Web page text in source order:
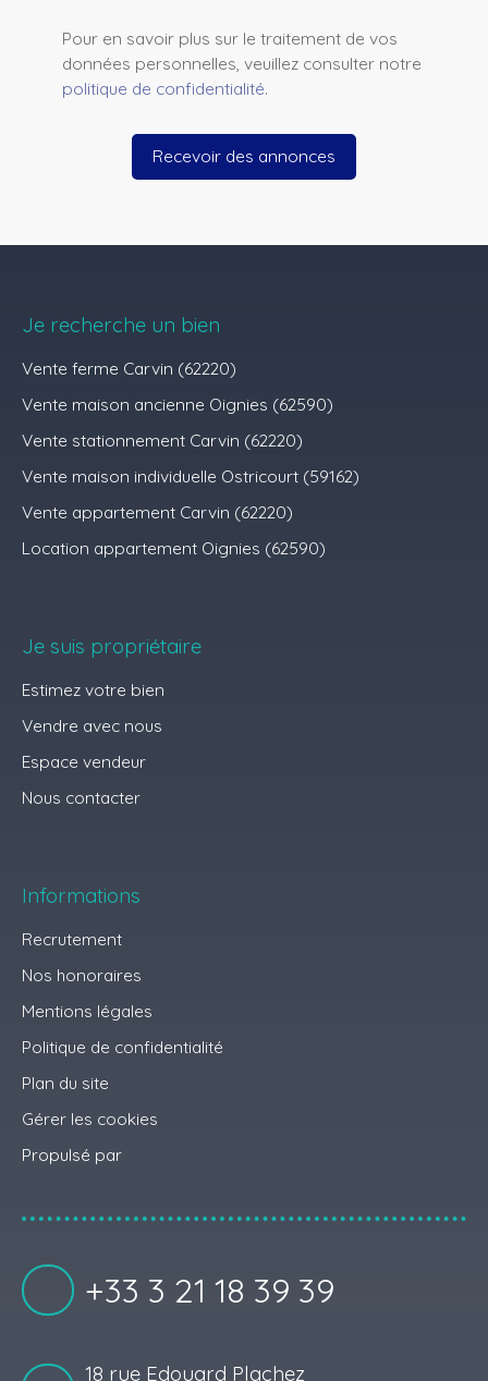
Pour en savoir plus sur le traitement de vos
données personnelles, veuillez consulter notre
politique de confidentialité.
Recevoir des annonces
Je recherche un bien
Vente ferme Carvin (62220)
Vente maison ancienne Oignies (62590)
Vente stationnement Carvin (62220)
Vente maison individuelle Ostricourt (59162)
Vente appartement Carvin (62220)
Location appartement Oignies (62590)
Je suis propriétaire
Estimez votre bien
Vendre avec nous
Espace vendeur
Nous contacter
Informations
Recrutement
Nos honoraires
Mentions légales
Politique de confidentialité
Plan du site
Gérer les cookies
Propulsé par
+33 3 21 18 39 39
18 rue Edouard Plachez